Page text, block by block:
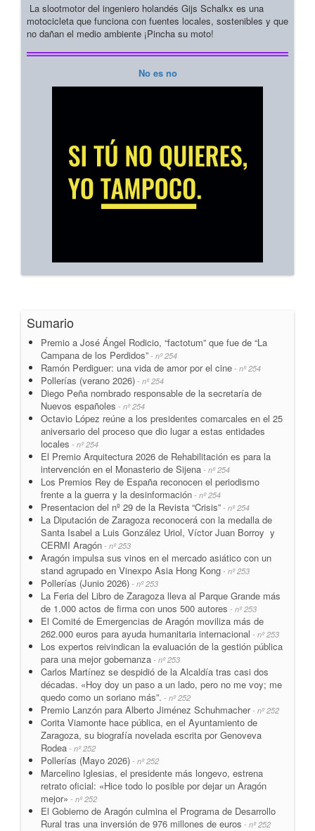
La slootmotor del ingeniero holandés Gijs Schalkx es una
motocicleta que funciona con fuentes locales, sostenibles y que
no dañan el medio ambiente ¡Pincha su moto!
No es no
Sumario
Premio a José Ángel Rodicio, “factotum” que fue de “La
Campana de los Perdidos” - nº 254
Ramón Perdiguer: una vida de amor por el cine - nº 254
Pollerías (verano 2026) - nº 254
Diego Peña nombrado responsable de la secretaría de
Nuevos españoles - nº 254
Octavio López reúne a los presidentes comarcales en el 25
aniversario del proceso que dio lugar a estas entidades
locales - nº 254
El Premio Arquitectura 2026 de Rehabilitación es para la
intervención en el Monasterio de Sijena - nº 254
Los Premios Rey de España reconocen el periodismo
frente a la guerra y la desinformación - nº 254
Presentacion del nº 29 de la Revista “Crisis” - nº 254
La Diputación de Zaragoza reconocerá con la medalla de
Santa Isabel a Luis González Uriol, Víctor Juan Borroy y
CERMI Aragón - nº 253
Aragón impulsa sus vinos en el mercado asiático con un
stand agrupado en Vinexpo Asia Hong Kong - nº 253
Pollerías (Junio 2026) - nº 253
La Feria del Libro de Zaragoza lleva al Parque Grande más
de 1.000 actos de firma con unos 500 autores - nº 253
El Comité de Emergencias de Aragón moviliza más de
262.000 euros para ayuda humanitaria internacional - nº 253
Los expertos reivindican la evaluación de la gestión pública
para una mejor gobernanza - nº 253
Carlos Martínez se despidió de la Alcaldía tras casi dos
décadas. «Hoy doy un paso a un lado, pero no me voy; me
quedo como un soriano más”. - nº 252
Premio Lanzón para Alberto Jiménez Schuhmacher- nº 252
Corita Viamonte hace pública, en el Ayuntamiento de
Zaragoza, su biografía novelada escrita por Genoveva
Rodea - nº 252
Pollerías (Mayo 2026) - nº 252
Marcelino Iglesias, el presidente más longevo, estrena
retrato oficial: «Hice todo lo posible por dejar un Aragón
mejor» - nº 252
El Gobierno de Aragón culmina el Programa de Desarrollo
Rural tras una inversión de 976 millones de euros - nº 252